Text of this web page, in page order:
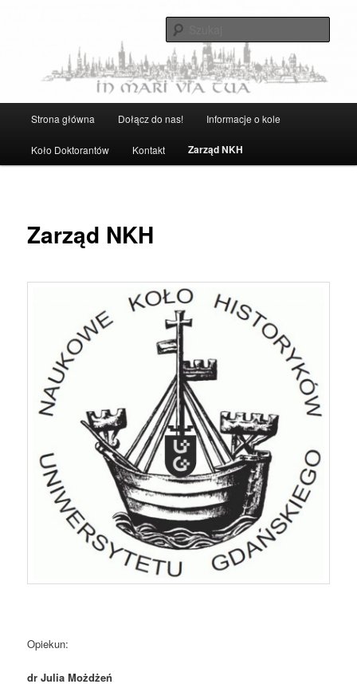
Naukowe Koło Historyków UG
Strona główna Dołącz do nas! Informacje o kole
Koło Doktorantów Kontakt Zarząd NKH
Zarząd NKH
Opiekun:
dr Julia Możdżeń